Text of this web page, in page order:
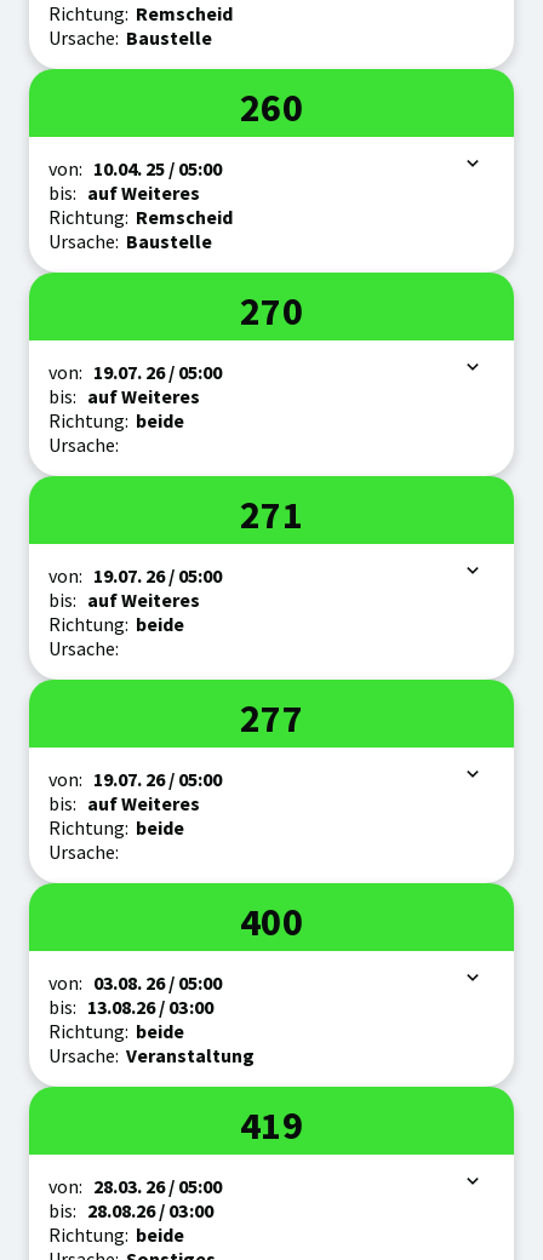
Richtung: Remscheid
Ursache: Baustelle
Linie
260
Zeitraum
von: 10.04. 25/ 05:00
bis: auf Weiteres
Richtung: Remscheid
Ursache: Baustelle
Linie
270
Zeitraum
von: 19.07. 26/ 05:00
bis: auf Weiteres
Richtung: beide
Ursache:
Linie
271
Zeitraum
von: 19.07. 26/ 05:00
bis: auf Weiteres
Richtung: beide
Ursache:
Linie
277
Zeitraum
von: 19.07. 26/ 05:00
bis: auf Weiteres
Richtung: beide
Ursache:
Linie
400
Zeitraum
von: 03.08. 26/ 05:00
bis: 13.08.26/ 03:00
Richtung: beide
Ursache: Veranstaltung
Linie
419
Zeitraum
von: 28.03. 26/ 05:00
bis: 28.08.26/ 03:00
Richtung: beide